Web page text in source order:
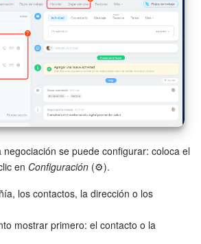
negociación se puede configurar: coloca el
en Configuración (⚙️).
los contactos, la dirección o los
mostrar primero: el contacto o la